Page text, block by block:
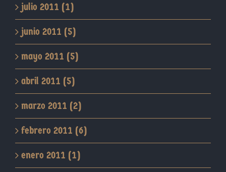
julio 2011 (1)
junio 2011 (5)
mayo 2011 (5)
abril 2011 (5)
marzo 2011 (2)
febrero 2011 (6)
enero 2011 (1)